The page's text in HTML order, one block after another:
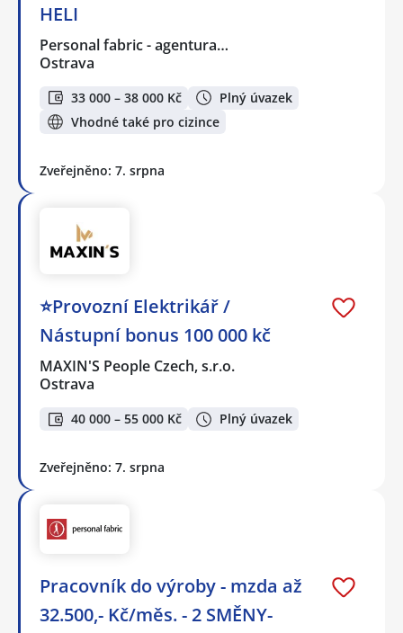
HELI
Personal fabric - agentura…
Ostrava
33 000 – 38 000 Kč
Plný úvazek
Vhodné také pro cizince
Zveřejněno: 7. srpna
⭐Provozní Elektrikář /
Nástupní bonus 100 000 kč
MAXIN'S People Czech, s.r.o.
Ostrava
40 000 – 55 000 Kč Plný úvazek
Zveřejněno: 7. srpna
Pracovník do výroby - mzda až
32.500,- Kč/měs. - 2 SMĚNY-